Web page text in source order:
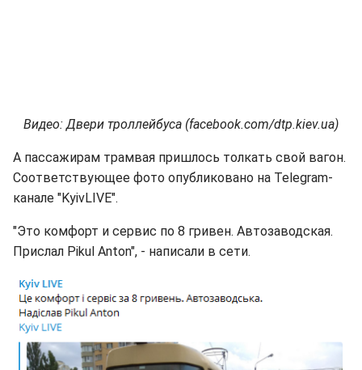
Видео: Двери троллейбуса (facebook.com/dtp.kiev.ua)
А пассажирам трамвая пришлось толкать свой вагон.
Соответствующее фото опубликовано на Telegram-
канале "KyivLIVE".
"Это комфорт и сервис по 8 гривен. Автозаводская.
Прислал Pikul Anton", - написали в сети.